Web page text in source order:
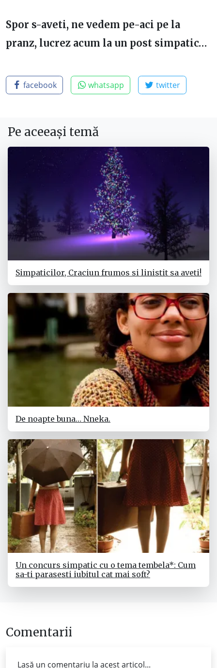
Spor s-aveti, ne vedem pe-aci pe la
pranz, lucrez acum la un post simpatic…
facebook whatsapp twitter
Pe aceeași temă
Simpaticilor, Craciun frumos si linistit sa aveti!
De noapte buna… Nneka.
Un concurs simpatic cu o tema tembela*: Cum
sa-ti parasesti iubitul cat mai soft?
Comentarii
Lasă un comentariu la acest articol...